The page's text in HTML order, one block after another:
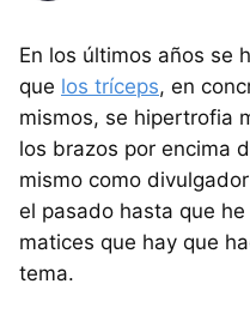
En los últimos años se
que los tríceps, en
mismos, se hipertrofia
los brazos por encima
mismo como
el pasado hasta que
matices que hay que
tema.